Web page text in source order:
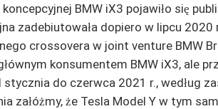
BMW iX3 pojawiło się
zadebiutowała dopiero w lipcu 2020
crossovera w joint venture BMW
konsumentem BMW iX3, ale
do czerwca 2021 r., według
załóżmy, że Tesla Model Y w tym